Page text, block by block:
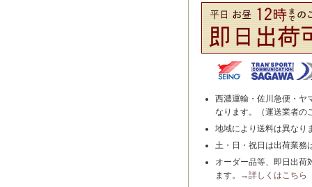
西濃運輸・佐川急便・ヤ
なります。（運送業者の
地域により送料は異なり
土・日・祝日は出荷業務
オーダー品等、即日出荷
ます。→詳しくはこちら